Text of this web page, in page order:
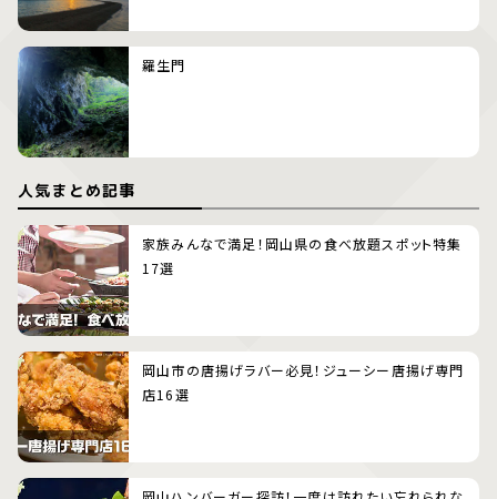
羅生門
人気まとめ記事
家族みんなで満足！岡山県の食べ放題スポット特集
17選
岡山市の唐揚げラバー必見！ジューシー唐揚げ専門
店16選